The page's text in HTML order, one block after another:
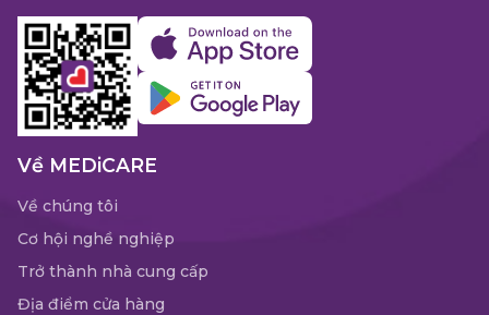
Về MEDiCARE
Về chúng tôi
Cơ hội nghề nghiệp
Trở thành nhà cung cấp
Địa điểm cửa hàng